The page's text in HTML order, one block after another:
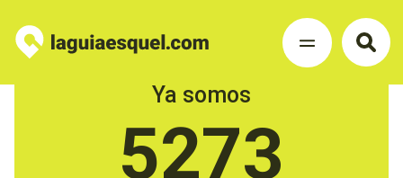
Ya somos
5273